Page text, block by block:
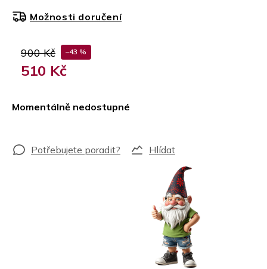
900 Kč –43 %
510 Kč
Momentálně nedostupné
Možnosti doručení
Hlídat